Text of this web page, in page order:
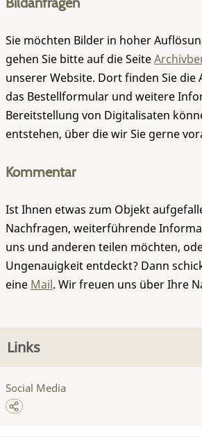
Sie möchten Bilder in hoher
gehen Sie bitte auf die Seite
unserer Website. Dort finden Sie die
das Bestellformular und weitere
Bereitstellung von Digitalisaten
entstehen, über die wir Sie gerne
Kommentar
Ist Ihnen etwas zum Objekt
Nachfragen, weiterführende
uns und anderen teilen möchten,
Ungenauigkeit entdeckt? Dann
eine Mail. Wir freuen uns über Ihre
Links
Social Media